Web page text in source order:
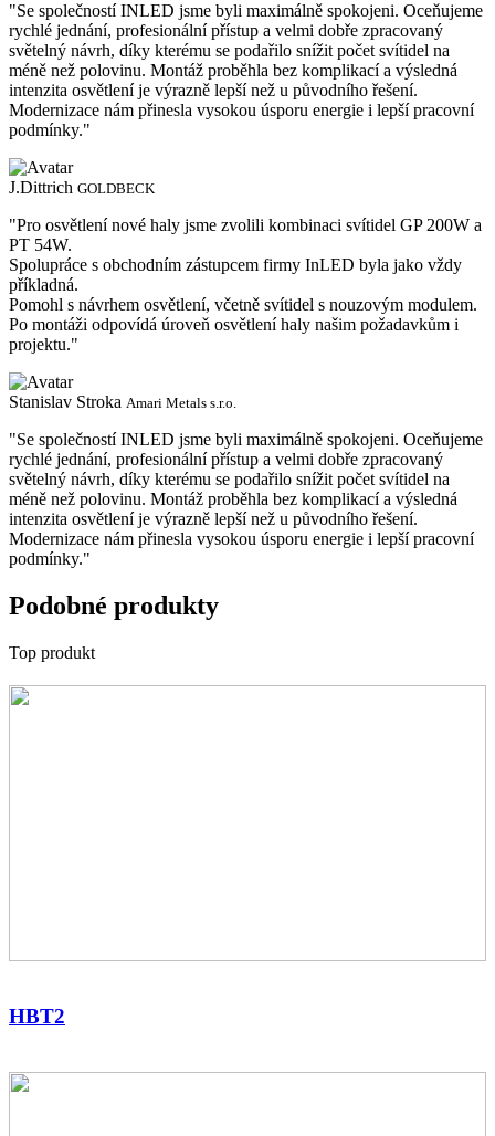
"Se společností INLED jsme byli maximálně spokojeni. Oceňujeme
rychlé jednání, profesionální přístup a velmi dobře zpracovaný
světelný návrh, díky kterému se podařilo snížit počet svítidel na
méně než polovinu. Montáž proběhla bez komplikací a výsledná
intenzita osvětlení je výrazně lepší než u původního řešení.
Modernizace nám přinesla vysokou úsporu energie i lepší pracovní
podmínky."
J.Dittrich GOLDBECK
"Pro osvětlení nové haly jsme zvolili kombinaci svítidel GP 200W a
PT 54W.
Spolupráce s obchodním zástupcem firmy InLED byla jako vždy
příkladná.
Pomohl s návrhem osvětlení, včetně svítidel s nouzovým modulem.
Po montáži odpovídá úroveň osvětlení haly našim požadavkům i
projektu."
Stanislav Stroka Amari Metals s.r.o.
"Se společností INLED jsme byli maximálně spokojeni. Oceňujeme
rychlé jednání, profesionální přístup a velmi dobře zpracovaný
světelný návrh, díky kterému se podařilo snížit počet svítidel na
méně než polovinu. Montáž proběhla bez komplikací a výsledná
intenzita osvětlení je výrazně lepší než u původního řešení.
Modernizace nám přinesla vysokou úsporu energie i lepší pracovní
podmínky."
Podobné produkty
Top produkt
HBT2